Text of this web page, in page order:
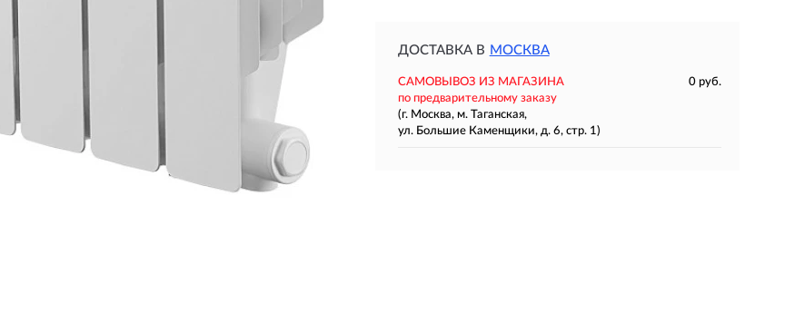
ДОСТАВКА В МОСКВА
САМОВЫВОЗ ИЗ МАГАЗИНА
0 руб.
по предварительному заказу
(г. Москва, м. Таганская,
ул. Большие Каменщики, д. 6, стр. 1)